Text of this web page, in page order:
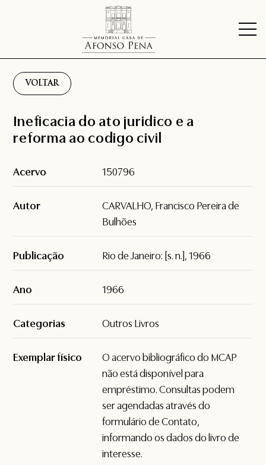
VOLTAR
Ineficacia do ato juridico e a
reforma ao codigo civil
Acervo 150796
Autor
CARVALHO, Francisco Pereira de
Bulhões
Publicação Rio de Janeiro: [s. n.], 1966
Ano 1966
Categorias Outros Livros
Exemplar físico
O acervo bibliográfico do MCAP
não está disponível para
empréstimo. Consultas podem
ser agendadas através do
formulário deContato,
informando os dados do livro de
interesse.